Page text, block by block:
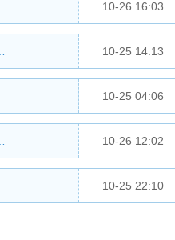
10-26 16:03
10-25 14:13
10-25 04:06
10-26 12:02
10-25 22:10